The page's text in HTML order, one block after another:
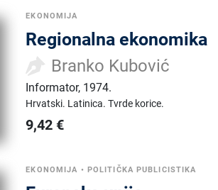
EKONOMIJA
Regionalna ekonomika
Branko Kubović
Informator, 1974.
Hrvatski. Latinica.Tvrde korice.
9,42 €
EKONOMIJA • POLITIČKA PUBLICISTIKA